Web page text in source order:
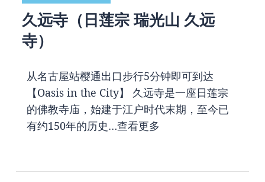
久远寺（日莲宗 瑞光山 久远
寺）
从名古屋站樱通出口步行5分钟即可到达
【Oasis in the City】 久远寺是一座日莲宗
的佛教寺庙，始建于江户时代末期，至今已
有约150年的历史…查看更多